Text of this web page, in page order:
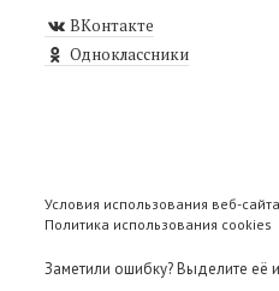
ВКонтакте
Одноклассники
Условия использования веб-
Политика использования cookies
Заметили ошибку? Выделите её